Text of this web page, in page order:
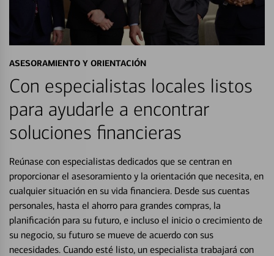
ASESORAMIENTO Y ORIENTACIÓN
Con especialistas locales listos
para ayudarle a encontrar
soluciones financieras
Reúnase con especialistas dedicados que se centran en
proporcionar el asesoramiento y la orientación que necesita, en
cualquier situación en su vida financiera. Desde sus cuentas
personales, hasta el ahorro para grandes compras, la
planificación para su futuro, e incluso el inicio o crecimiento de
su negocio, su futuro se mueve de acuerdo con sus
necesidades. Cuando esté listo, un especialista trabajará con